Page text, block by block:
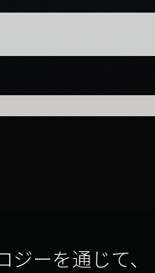
ーを通じて、